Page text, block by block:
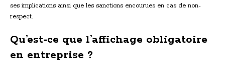
ses implications ainsi que les sanctions encourues en cas de non-
respect.
Qu’est-ce que l’affichage obligatoire
en entreprise ?